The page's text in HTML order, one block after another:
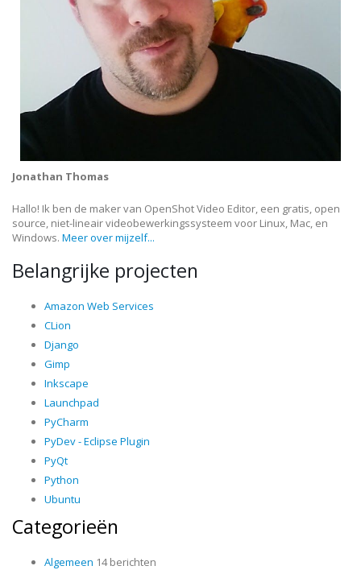
Jonathan Thomas
Hallo! Ik ben de maker van OpenShot Video Editor, een gratis, open
source, niet-lineair videobewerkingssysteem voor Linux, Mac, en
Windows. Meer over mijzelf...
Belangrijke projecten
Amazon Web Services
CLion
Django
Gimp
Inkscape
Launchpad
PyCharm
PyDev - Eclipse Plugin
PyQt
Python
Ubuntu
Categorieën
Algemeen 14 berichten